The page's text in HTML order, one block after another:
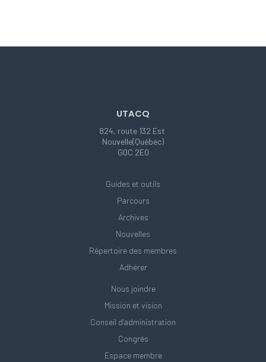
UTACQ
824, route 132 Est
Nouvelle(Québec)
G0C 2E0
Guides et outils
Parcours
Archives
Nouvelles
Répertoire des membres
Adhérer
Nous joindre
Mission et vision
Conseil d'administration
Congrès
Espace membre